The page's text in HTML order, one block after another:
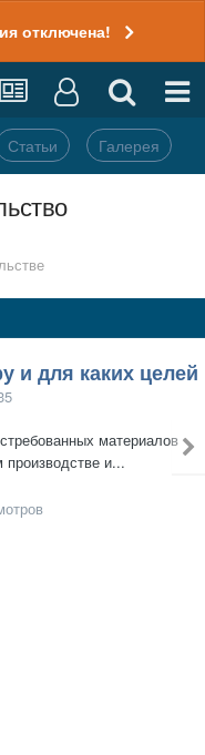
отключена!
Статьи Галерея
стен
целей какой
материалов
и...